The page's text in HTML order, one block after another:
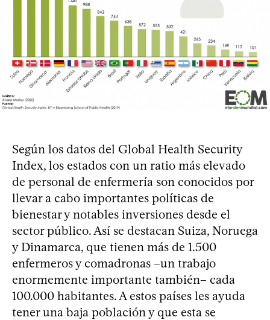
Según los datos del Global Health Security
Index, los estados con un ratio más elevado
de personal de enfermería son conocidos por
llevar a cabo importantes políticas de
bienestar y notables inversiones desde el
sector público. Así se destacan Suiza, Noruega
y Dinamarca, que tienen más de 1.500
enfermeros y comadronas –un trabajo
enormemente importante también– cada
100.000 habitantes. A estos países les ayuda
tener una baja población y que esta se